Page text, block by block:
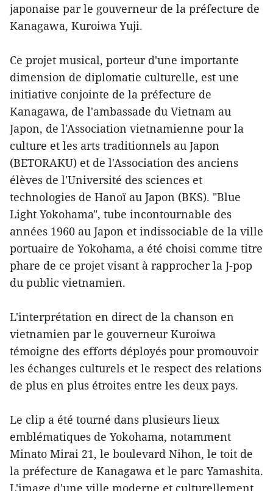
japonaise par le gouverneur de la préfecture de
Kanagawa, Kuroiwa Yuji.
Ce projet musical, porteur d'une importante
dimension de diplomatie culturelle, est une
initiative conjointe de la préfecture de
Kanagawa, de l'ambassade du Vietnam au
Japon, de l'Association vietnamienne pour la
culture et les arts traditionnels au Japon
(BETORAKU) et de l'Association des anciens
élèves de l'Université des sciences et
technologies de Hanoï au Japon (BKS). "Blue
Light Yokohama", tube incontournable des
années 1960 au Japon et indissociable de la ville
portuaire de Yokohama, a été choisi comme titre
phare de ce projet visant à rapprocher la J-pop
du public vietnamien.
L'interprétation en direct de la chanson en
vietnamien par le gouverneur Kuroiwa
témoigne des efforts déployés pour promouvoir
les échanges culturels et le respect des relations
de plus en plus étroites entre les deux pays.
Le clip a été tourné dans plusieurs lieux
emblématiques de Yokohama, notamment
Minato Mirai 21, le boulevard Nihon, le toit de
la préfecture de Kanagawa et le parc Yamashita.
L'image d'une ville moderne et culturellement